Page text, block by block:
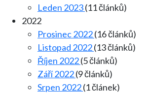
Leden 2023(11 článků)
2022
Prosinec 2022(16 článků)
Listopad 2022(13 článků)
Říjen 2022(5 článků)
Září 2022(9 článků)
Srpen 2022(1 článek)